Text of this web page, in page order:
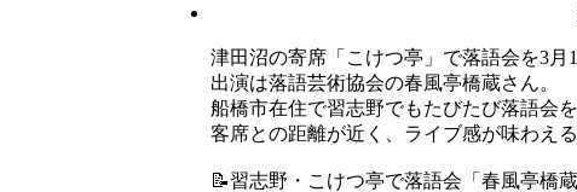
津田沼の寄席「こけつ亭」で落語会を3月
出演は落語芸術協会の春風亭橋蔵さん。
船橋市在住で習志野でもたびたび落語会
客席との距離が近く、ライブ感が味わえる
📝習志野・こけつ亭で落語会「春風亭橋